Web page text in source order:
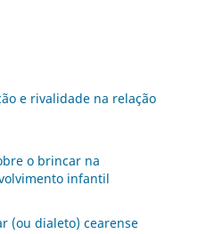
e rivalidade na relação
o brincar na
infantil
(ou dialeto) cearense